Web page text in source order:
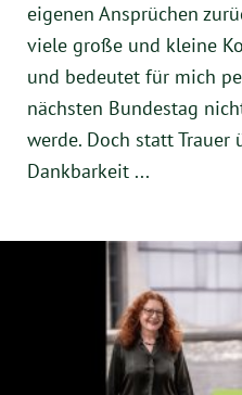
eigenen Ansprüchen
viele große und kleine
und bedeutet für mich
nächsten Bundestag
werde. Doch statt
Dankbarkeit ...